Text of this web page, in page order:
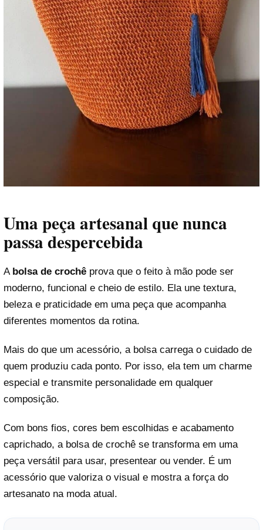
Uma peça artesanal que nunca
passa despercebida
A bolsa de crochê prova que o feito à mão pode ser
moderno, funcional e cheio de estilo. Ela une textura,
beleza e praticidade em uma peça que acompanha
diferentes momentos da rotina.
Mais do que um acessório, a bolsa carrega o cuidado de
quem produziu cada ponto. Por isso, ela tem um charme
especial e transmite personalidade em qualquer
composição.
Com bons fios, cores bem escolhidas e acabamento
caprichado, a bolsa de crochê se transforma em uma
peça versátil para usar, presentear ou vender. É um
acessório que valoriza o visual e mostra a força do
artesanato na moda atual.